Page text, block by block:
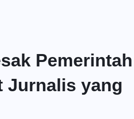
Pemerintah
Jurnalis yang